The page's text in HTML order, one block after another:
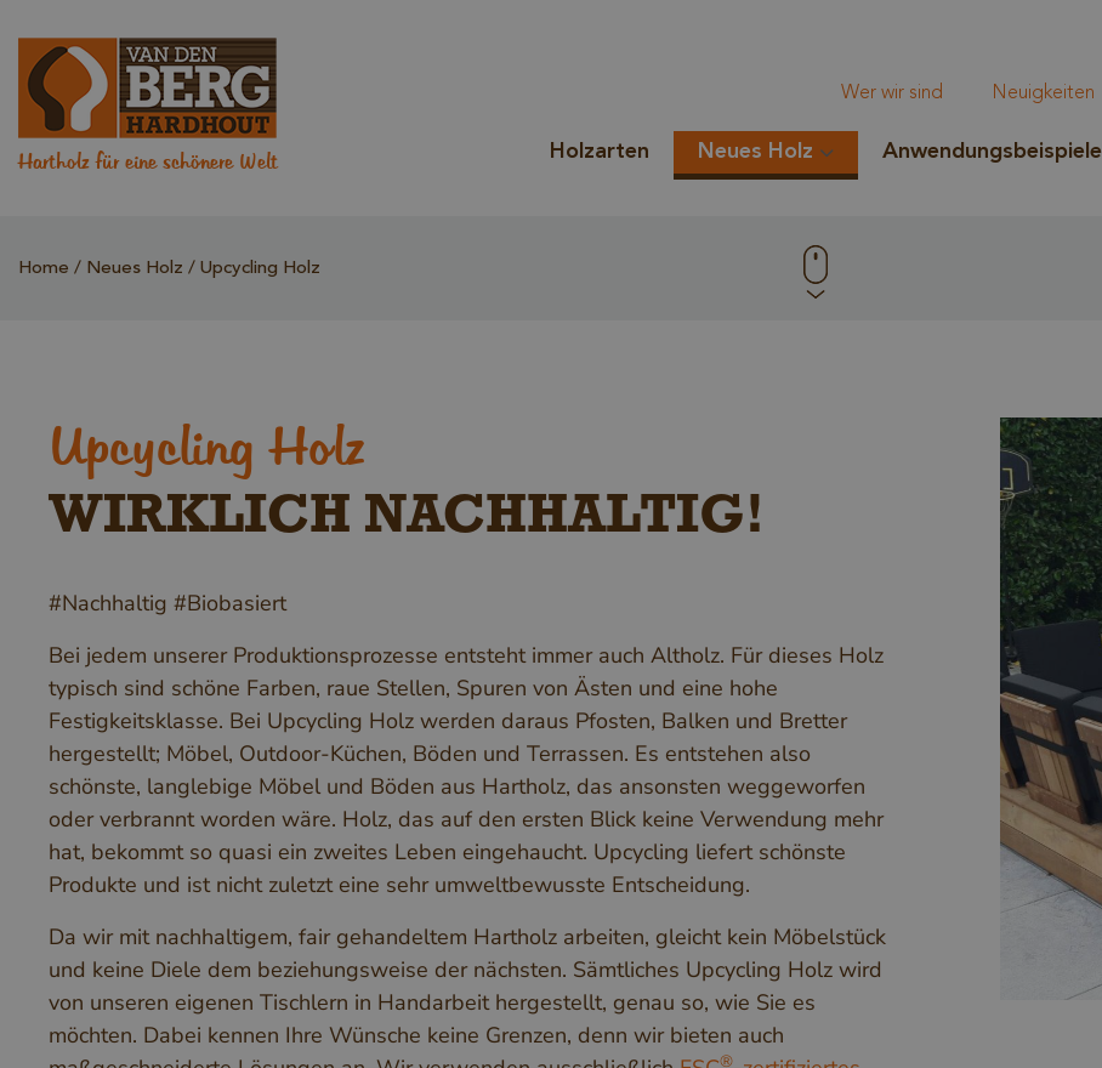
Hartholz für eine schönere Welt
Wer wir sind Neuigkeiten
Holzarten Neues Holz Anwendungsbeispiele
Home Neues Holz Upcycling Holz
Upcycling Holz
WIRKLICH NACHHALTIG!
#Nachhaltig #Biobasiert
Bei jedem unserer Produktionsprozesse entsteht immer auch Altholz. Für dieses Holz
typisch sind schöne Farben, raue Stellen, Spuren von Ästen und eine hohe
Festigkeitsklasse. Bei Upcycling Holz werden daraus Pfosten, Balken und Bretter
hergestellt; Möbel, Outdoor-Küchen, Böden und Terrassen. Es entstehen also
schönste, langlebige Möbel und Böden aus Hartholz, das ansonsten weggeworfen
oder verbrannt worden wäre. Holz, das auf den ersten Blick keine Verwendung mehr
hat, bekommt so quasi ein zweites Leben eingehaucht. Upcycling liefert schönste
Produkte und ist nicht zuletzt eine sehr umweltbewusste Entscheidung.
Da wir mit nachhaltigem, fair gehandeltem Hartholz arbeiten, gleicht kein Möbelstück
und keine Diele dem beziehungsweise der nächsten. Sämtliches Upcycling Holz wird
von unseren eigenen Tischlern in Handarbeit hergestellt, genau so, wie Sie es
möchten. Dabei kennen Ihre Wünsche keine Grenzen, denn wir bieten auch
®